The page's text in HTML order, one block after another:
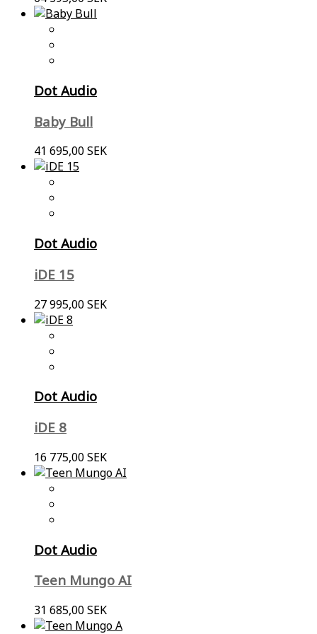
Dot Audio
Baby Bull
41 695,00 SEK
Dot Audio
iDE 15
27 995,00 SEK
Dot Audio
iDE 8
16 775,00 SEK
Dot Audio
Teen Mungo AI
31 685,00 SEK